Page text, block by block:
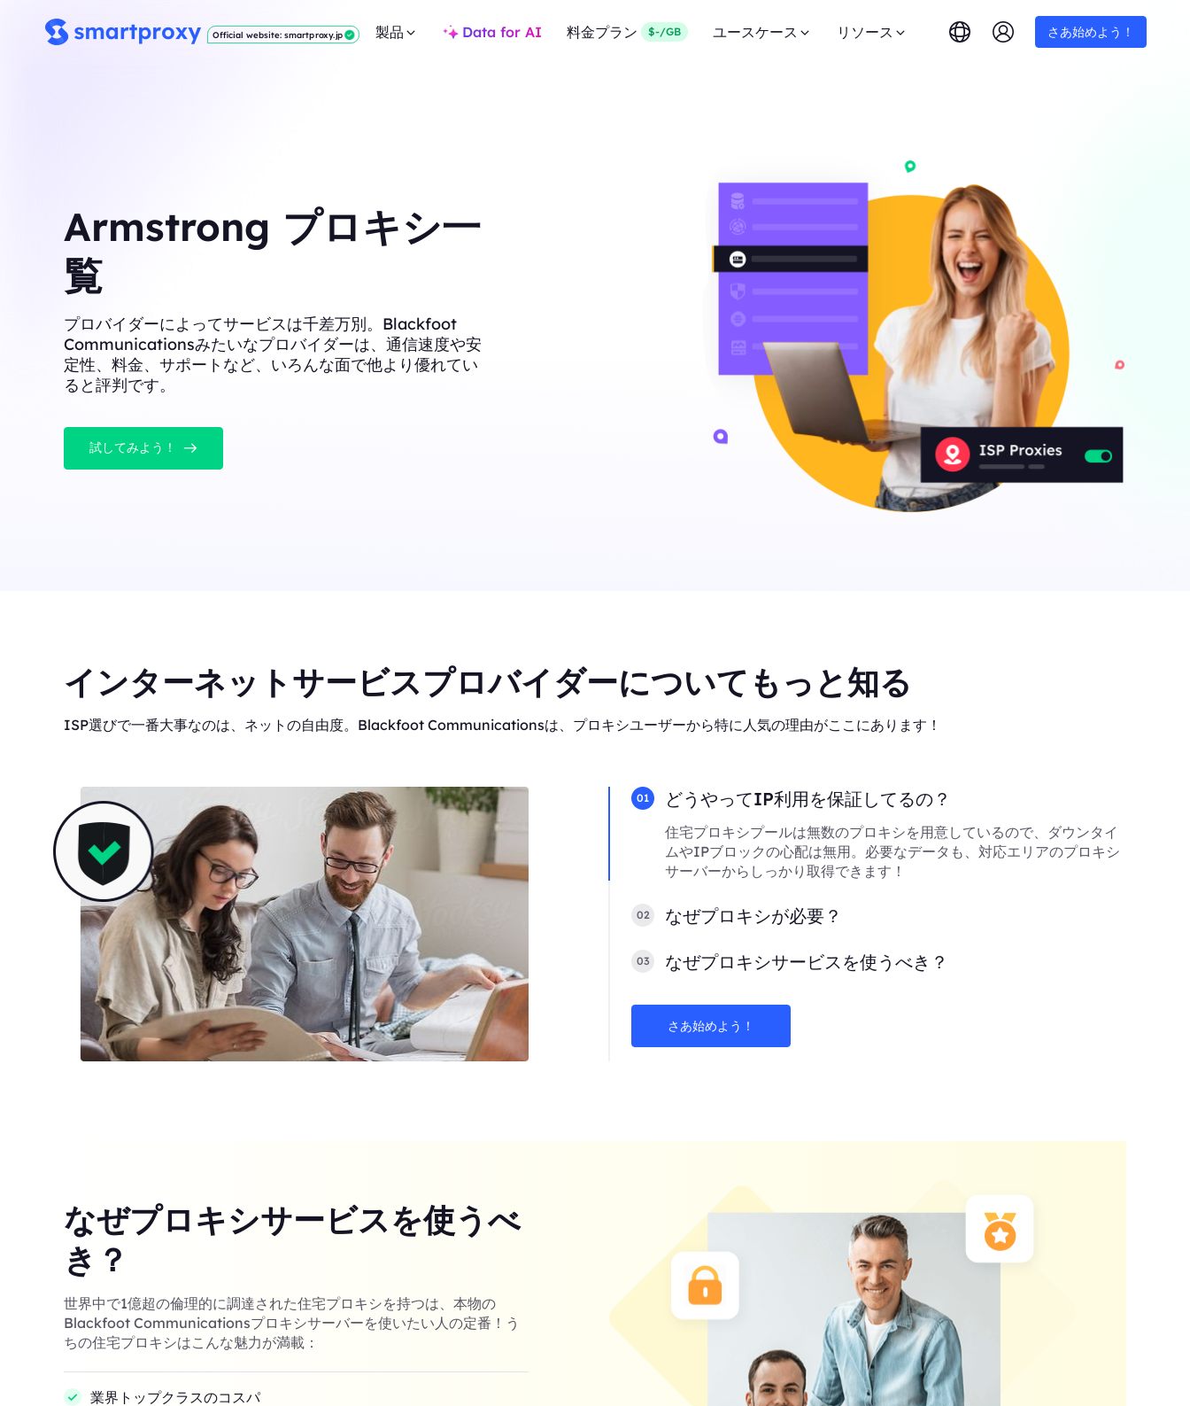
Official website: smartproxy.jp 製品 Data for AI 料金プラン $-/GB ユースケース リソース さあ始めよう！
Armstrong プロキシ一
覧
プロバイダーによってサービスは千差万別。Blackfoot
Communicationsみたいなプロバイダーは、通信速度や安
定性、料金、サポートなど、いろんな面で他より優れてい
ると評判です。
試してみよう！
インターネットサービスプロバイダーについてもっと知る
ISP選びで一番大事なのは、ネットの自由度。Blackfoot Communicationsは、プロキシユーザーから特に人気の理由がここにあります！
01 どうやってIP利用を保証してるの？
住宅プロキシプールは無数のプロキシを用意しているので、ダウンタイ
ムやIPブロックの心配は無用。必要なデータも、対応エリアのプロキシ
サーバーからしっかり取得できます！
02 なぜプロキシが必要？
03 なぜプロキシサービスを使うべき？
さあ始めよう！
なぜプロキシサービスを使うべ
き？
世界中で1億超の倫理的に調達された住宅プロキシを持つは、本物の
Blackfoot Communicationsプロキシサーバーを使いたい人の定番！う
ちの住宅プロキシはこんな魅力が満載：
業界トップクラスのコスパ